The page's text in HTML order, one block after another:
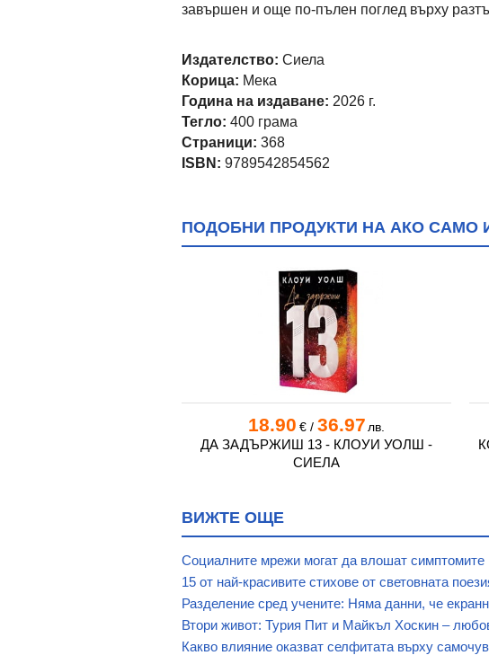
завършен и още по-пълен поглед върху
Издателство: Сиела
Корица: Мека
Година на издаване: 2026 г.
Тегло: 400 грама
Страници: 368
ISBN: 9789542854562
ПОДОБНИ ПРОДУКТИ НА АКО САМО
18.90 €/ 36.97 лв.
ДА ЗАДЪРЖИШ 13 - КЛОУИ УОЛШ -
СИЕЛА
ВИЖТЕ ОЩЕ
Социалните мрежи могат да влошат
15 от най-красивите стихове от световната
Разделение сред учените: Няма данни, че
Втори живот: Турия Пит и Майкъл Хоскин –
Какво влияние оказват селфитата върху